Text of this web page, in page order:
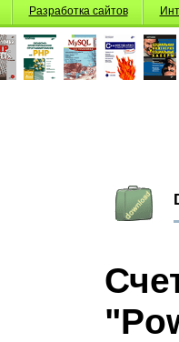
Разработка сайтов